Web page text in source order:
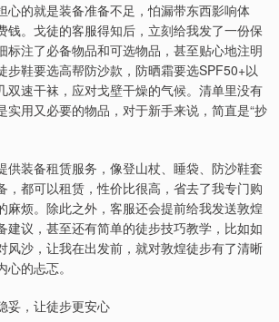
心的就是装备准备不足，怕漏带东西影响体
钱。戈徒的客服得知后，立刻给我发了一份保
标注了必备物品和可选物品，甚至贴心地注明
鞋要选高帮防沙款，防晒霜要选SPF50+以
双速干袜，应对戈壁干燥的气候。清单里没有
实用又必要的物品，对于新手来说，简直是“抄
供装备租赁服务，像登山杖、睡袋、防沙鞋套
，都可以租赁，性价比很高，省去了我专门购
麻烦。除此之外，客服还会提前给我发送敦煌
建议，甚至还有简单的徒步技巧教学，比如如
风沙，让我在出发前，就对敦煌徒步有了清晰
的忐忑。
妥，让徒步更安心